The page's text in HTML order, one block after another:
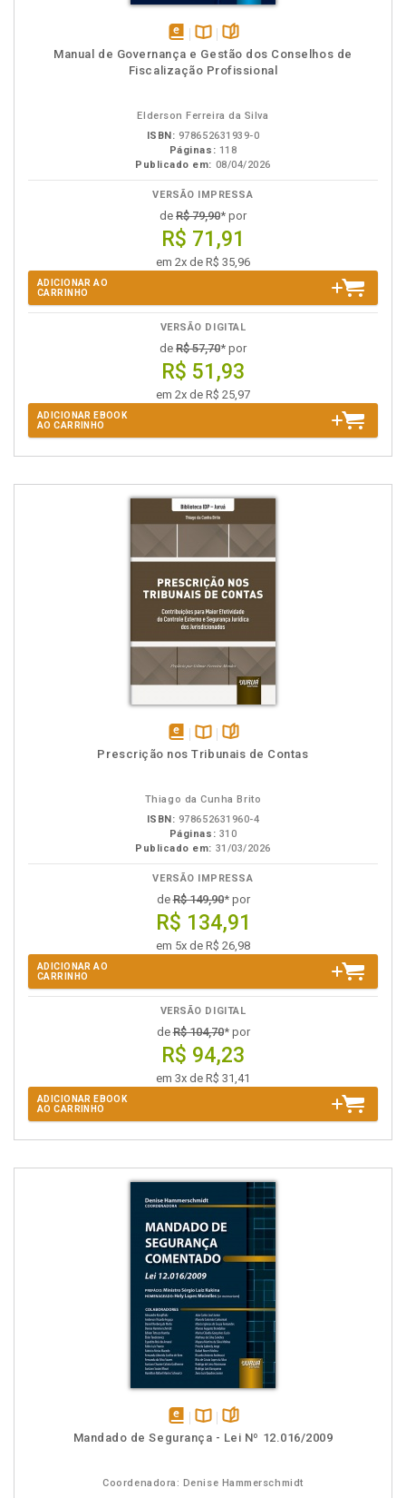
disponível
em
Disponível
na
páginas
Manual de Governança e Gestão dos Conselhos de
Fiscalização Profissional
Elderson Ferreira da Silva
ISBN: 978652631939-0
Páginas: 118
Publicado em: 08/04/2026
VERSÃO IMPRESSA
de R$ 79,90* por
R$ 71,91
em 2x de R$ 35,96
ADICIONAR AO
CARRINHO
VERSÃO DIGITAL
de R$ 57,70* por
R$ 51,93
em 2x de R$ 25,97
ADICIONAR EBOOK
AO CARRINHO
disponível
Disponível
páginas
Prescrição nos Tribunais de Contas
Thiago da Cunha Brito
ISBN: 978652631960-4
Páginas: 310
Publicado em: 31/03/2026
VERSÃO IMPRESSA
deR$ 149,90* por
R$ 134,91
em 5x de R$ 26,98
ADICIONAR AO
CARRINHO
VERSÃO DIGITAL
deR$ 104,70* por
R$ 94,23
em 3x de R$ 31,41
ADICIONAR EBOOK
AO CARRINHO
disponívelDisponível
páginas
Mandado de Segurança - Lei Nº 12.016/2009
Coordenadora: Denise Hammerschmidt